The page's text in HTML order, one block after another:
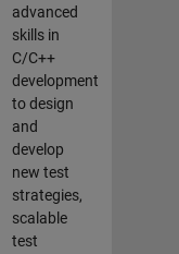
advanced
skills in
C/C++
development
to design
and
develop
new test
strategies,
scalable
test